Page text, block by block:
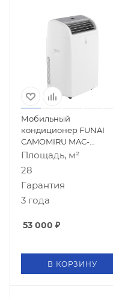
Мобильный
кондиционер FUNAI
CAMOMIRU MAC-
CM40HPN04
Площадь, м²
28
Гарантия
3 года
53 000 ₽
В КОРЗИНУ